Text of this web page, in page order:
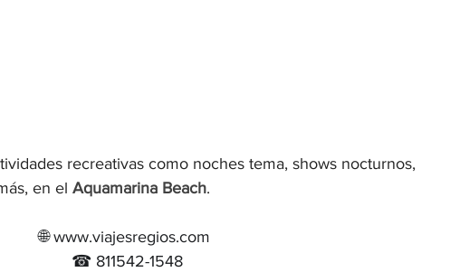
recreativas como noches tema, shows nocturnos,
en el Aquamarina Beach.
🌐 www.viajesregios.com
☎ 811542-1548